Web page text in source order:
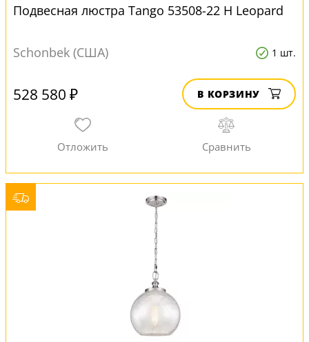
Подвесная люстра Tango 53508-22 H Leopard
Schonbek (США) 1 шт.
528 580 ₽ В КОРЗИНУ